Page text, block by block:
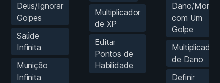
Deus/Ignorar
Golpes
Saúde
Infinita
Munição
Infinita
Multiplicador
de XP
Editar
Pontos de
Habilidade
Dano/
com Um
Golpe
Multiplicador
de Dano
Definir